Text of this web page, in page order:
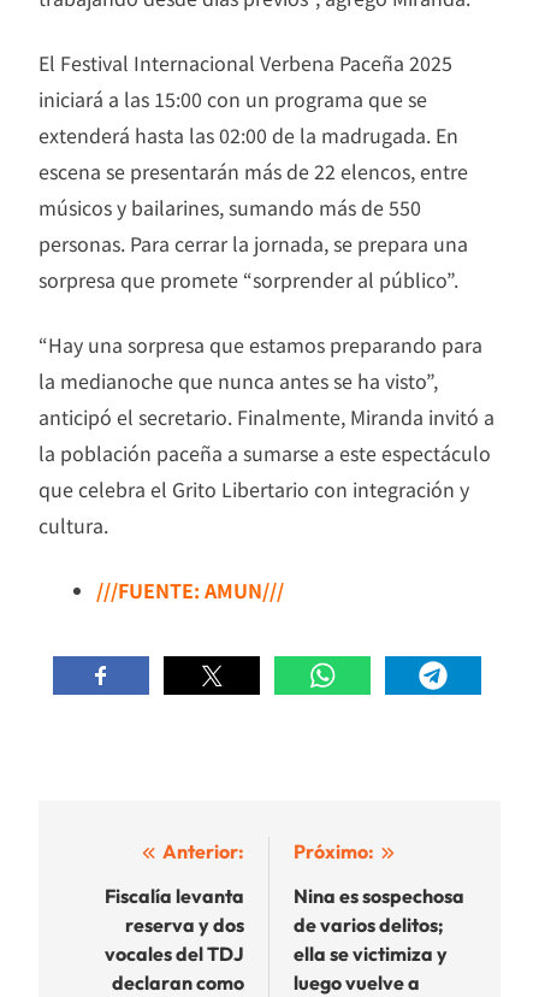
El Festival Internacional Verbena Paceña 2025
iniciará a las 15:00 con un programa que se
extenderá hasta las 02:00 de la madrugada. En
escena se presentarán más de 22 elencos, entre
músicos y bailarines, sumando más de 550
personas. Para cerrar la jornada, se prepara una
sorpresa que promete “sorprender al público”.
“Hay una sorpresa que estamos preparando para
la medianoche que nunca antes se ha visto”,
anticipó el secretario. Finalmente, Miranda invitó a
la población paceña a sumarse a este espectáculo
que celebra el Grito Libertario con integración y
cultura.
///FUENTE: AMUN///
Navegación
entradas
Anterior:
Fiscalía levanta
reserva y dos
vocales del TDJ
declaran como
Próximo:
Nina es sospechosa
de varios delitos;
ella se victimiza y
luego vuelve a